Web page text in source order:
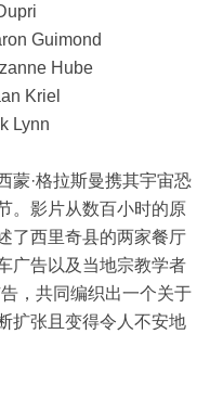
Hube
·格拉斯曼携其宇宙恐
。影片从数百小时的原
了西里奇县的两家餐厅
广告以及当地宗教学者
，共同编织出一个关于
扩张且变得令人不安地